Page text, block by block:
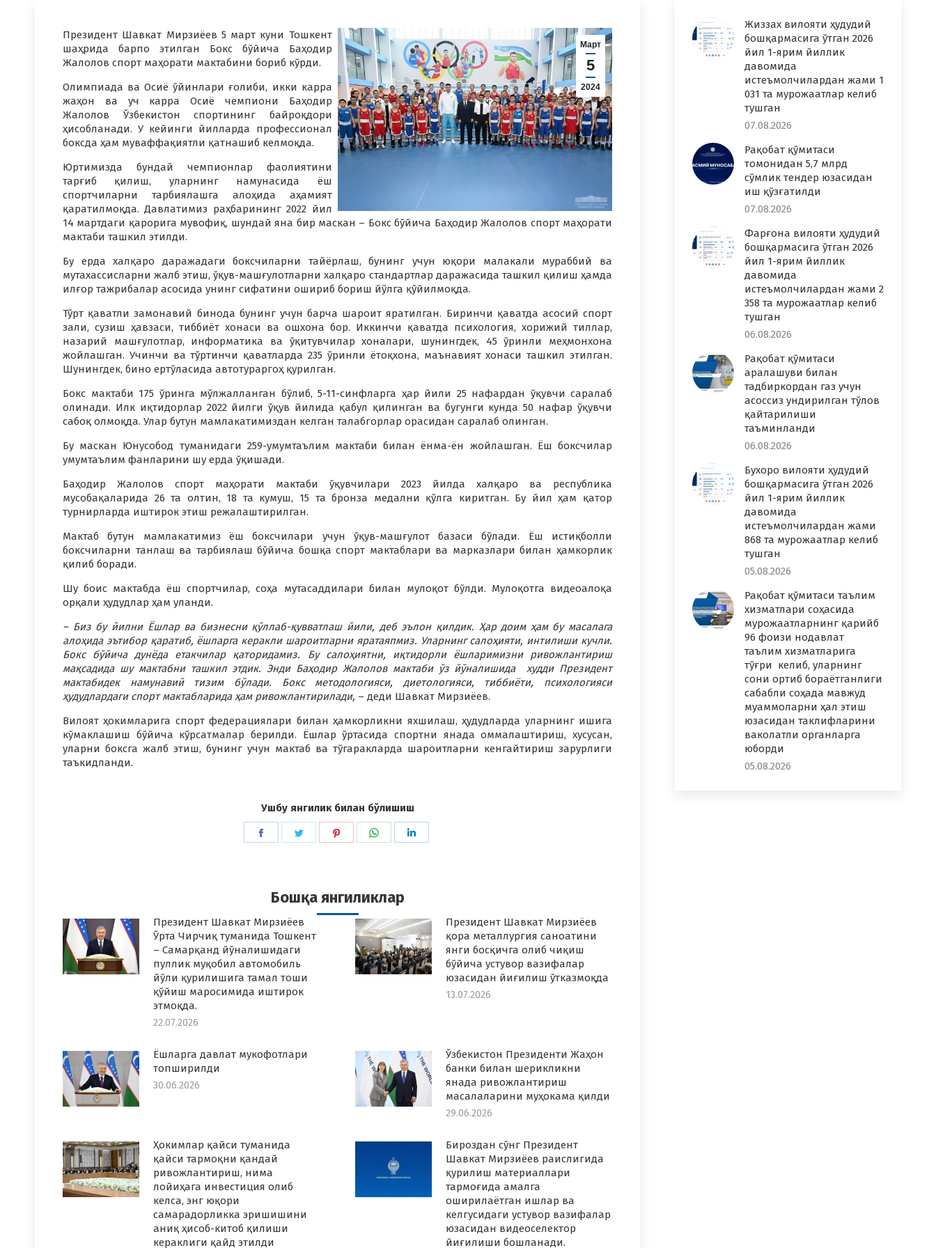
Март
5
2024
Президент Шавкат Мирзиёев 5 март куни Тошкент
шаҳрида барпо этилган Бокс бўйича Баҳодир
Жалолов спорт маҳорати мактабини бориб кўрди.
Олимпиада ва Осиё ўйинлари ғолиби, икки карра
жаҳон ва уч карра Осиё чемпиони Баҳодир
Жалолов Ўзбекистон спортининг байроқдори
ҳисобланади. У кейинги йилларда профессионал
боксда ҳам муваффақиятли қатнашиб келмоқда.
Юртимизда бундай чемпионлар фаолиятини
тарғиб қилиш, уларнинг намунасида ёш
спортчиларни тарбиялашга алоҳида аҳамият
қаратилмоқда. Давлатимиз раҳбарининг 2022 йил
14 мартдаги қарорига мувофиқ, шундай яна бир маскан – Бокс бўйича Баҳодир Жалолов спорт маҳорати
мактаби ташкил этилди.
Бу ерда халқаро даражадаги боксчиларни тайёрлаш, бунинг учун юқори малакали мураббий ва
мутахассисларни жалб этиш, ўқув-машғулотларни халқаро стандартлар даражасида ташкил қилиш ҳамда
илғор тажрибалар асосида унинг сифатини ошириб бориш йўлга қўйилмоқда.
Тўрт қаватли замонавий бинода бунинг учун барча шароит яратилган. Биринчи қаватда асосий спорт
зали, сузиш ҳавзаси, тиббиёт хонаси ва ошхона бор. Иккинчи қаватда психология, хорижий тиллар,
назарий машғулотлар, информатика ва ўқитувчилар хоналари, шунингдек, 45 ўринли меҳмонхона
жойлашган. Учинчи ва тўртинчи қаватларда 235 ўринли ётоқхона, маънавият хонаси ташкил этилган.
Шунингдек, бино ертўласида автотураргоҳ қурилган.
Бокс мактаби 175 ўринга мўлжалланган бўлиб, 5-11-синфларга ҳар йили 25 нафардан ўқувчи саралаб
олинади. Илк иқтидорлар 2022 йилги ўқув йилида қабул қилинган ва бугунги кунда 50 нафар ўқувчи
сабоқ олмоқда. Улар бутун мамлакатимиздан келган талабгорлар орасидан саралаб олинган.
Бу маскан Юнусобод туманидаги 259-умумтаълим мактаби билан ёнма-ён жойлашган. Ёш боксчилар
умумтаълим фанларини шу ерда ўқишади.
Баҳодир Жалолов спорт маҳорати мактаби ўқувчилари 2023 йилда халқаро ва республика
мусобақаларида 26 та олтин, 18 та кумуш, 15 та бронза медални қўлга киритган. Бу йил ҳам қатор
турнирларда иштирок этиш режалаштирилган.
Мактаб бутун мамлакатимиз ёш боксчилари учун ўқув-машғулот базаси бўлади. Ёш истиқболли
боксчиларни танлаш ва тарбиялаш бўйича бошқа спорт мактаблари ва марказлари билан ҳамкорлик
қилиб боради.
Шу боис мактабда ёш спортчилар, соҳа мутасаддилари билан мулоқот бўлди. Мулоқотга видеоалоқа
орқали ҳудудлар ҳам уланди.
– Биз бу йилни Ёшлар ва бизнесни қўллаб-қувватлаш йили, деб эълон қилдик. Ҳар доим ҳам бу масалага
алоҳида эътибор қаратиб, ёшларга керакли шароитларни яратаяпмиз. Уларнинг салоҳияти, интилиши кучли.
Бокс бўйича дунёда етакчилар қаторидамиз. Бу салоҳиятни, иқтидорли ёшларимизни ривожлантириш
мақсадида шу мактабни ташкил этдик. Энди Баҳодир Жалолов мактаби ўз йўналишида худди Президент
мактабидек намунавий тизим бўлади. Бокс методологияси, диетологияси, тиббиёти, психологияси
ҳудудлардаги спорт мактабларида ҳам ривожлантирилади, – деди Шавкат Мирзиёев.
Вилоят ҳокимларига спорт федерациялари билан ҳамкорликни яхшилаш, ҳудудларда уларнинг ишига
кўмаклашиш бўйича кўрсатмалар берилди. Ёшлар ўртасида спортни янада оммалаштириш, хусусан,
уларни боксга жалб этиш, бунинг учун мактаб ва тўгаракларда шароитларни кенгайтириш зарурлиги
таъкидланди.
Ушбу янгилик билан бўлишиш
Share
Share
Share
Share
Бошқа янгиликлар
Президент Шавкат Мирзиёев
Ўрта Чирчиқ туманида Тошкент
– Самарқанд йўналишидаги
пуллик муқобил автомобиль
йўли қурилишига тамал тоши
қўйиш маросимида иштирок
этмоқда.
22.07.2026
Президент Шавкат Мирзиёев
қора металлургия саноатини
янги босқичга олиб чиқиш
бўйича устувор вазифалар
юзасидан йиғилиш ўтказмоқда
13.07.2026
Ёшларга давлат мукофотлари
топширилди
30.06.2026
Ўзбекистон Президенти Жаҳон
банки билан шерикликни
янада ривожлантириш
масалаларини муҳокама қилди
29.06.2026
Ҳокимлар қайси туманида
қайси тармоқни қандай
ривожлантириш, нима
лойиҳага инвестиция олиб
келса, энг юқори
самарадорликка эришишини
аниқ ҳисоб-китоб қилиши
кераклиги қайд этилди
Бироздан сўнг Президент
Шавкат Мирзиёев раислигида
қурилиш материаллари
тармоғида амалга
оширилаётган ишлар ва
келгусидаги устувор вазифалар
юзасидан видеоселектор
йиғилиши бошланади.
Жиззах вилояти ҳудудий
бошқармасига ўтган 2026
йил 1-ярим йиллик
давомида
истеъмолчилардан жами 1
031 та мурожаатлар келиб
тушган
07.08.2026
Рақобат қўмитаси
томонидан 5,7 млрд
сўмлик тендер юзасидан
иш қўзғатилди
07.08.2026
Фарғона вилояти ҳудудий
бошқармасига ўтган 2026
йил 1-ярим йиллик
давомида
истеъмолчилардан жами 2
358 та мурожаатлар келиб
тушган
06.08.2026
Рақобат қўмитаси
аралашуви билан
тадбиркордан газ учун
асоссиз ундирилган тўлов
қайтарилиши
таъминланди
06.08.2026
Бухоро вилояти ҳудудий
бошқармасига ўтган 2026
йил 1-ярим йиллик
давомида
истеъмолчилардан жами
868 та мурожаатлар келиб
тушган
05.08.2026
Рақобат қўмитаси таълим
хизматлари соҳасида
мурожаатларнинг қарийб
96 фоизи нодавлат
таълим хизматларига
тўғри келиб, уларнинг
сони ортиб бораётганлиги
сабабли соҳада мавжуд
муаммоларни ҳал этиш
юзасидан таклифларини
ваколатли органларга
юборди
05.08.2026